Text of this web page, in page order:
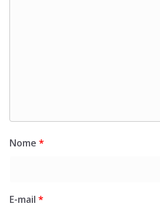
Nome *
E-mail *